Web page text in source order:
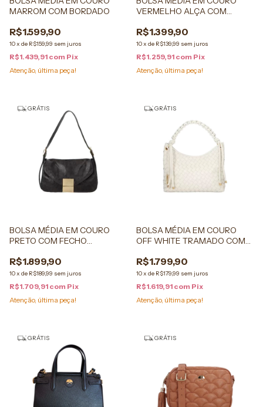
MARROM COM BORDADO
R$1.599,90
10x de R$159,99 sem juros
R$1.439,91 com Pix
Atenção, última peça!
VERMELHO ALÇA COM
R$1.399,90
10x de R$139,99 sem juros
R$1.259,91 com Pix
Atenção, última peça!
GRÁTIS
BOLSA MÉDIA EM COURO
PRETO COM FECHO
R$1.899,90
10x de R$189,99 sem juros
R$1.709,91 com Pix
Atenção, última peça!
GRÁTIS
BOLSA MÉDIA EM COURO
OFF WHITE TRAMADO COM
R$1.799,90
10x de R$179,99 sem juros
R$1.619,91 com Pix
Atenção, última peça!
GRÁTIS GRÁTIS